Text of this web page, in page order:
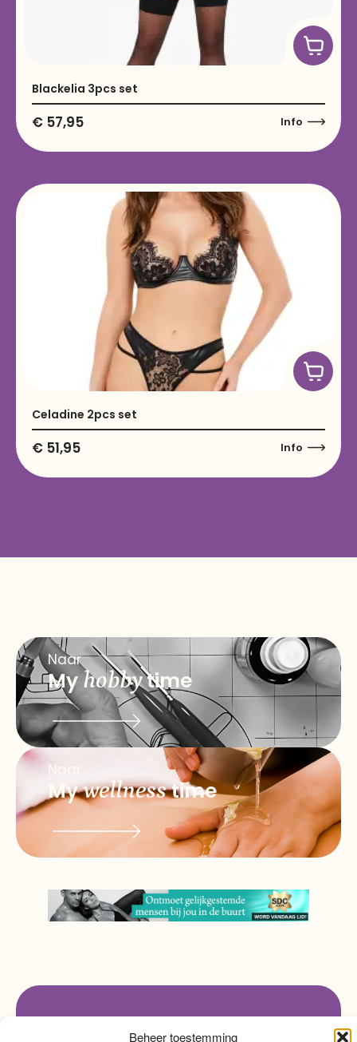
Beheer toestemming
Blackelia 3pcs set
€ 57,95 Info
Celadine 2pcs set
€ 51,95 Info
Naar
Myhobbytime
Naar
Mywellnesstime